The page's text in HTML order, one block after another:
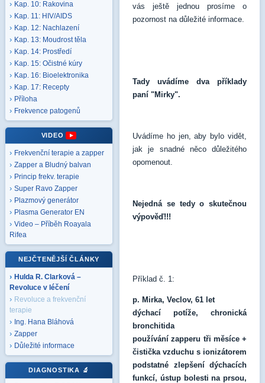
Kap. 10: Rakovina
Kap. 11: HIV/AIDS
Kap. 12: Nachlazení
Kap. 13: Moudrost těla
Kap. 14: Prostředí
Kap. 15: Očistné kúry
Kap. 16: Bioelektronika
Kap. 17: Recepty
Příloha
Frekvence patogenů
VIDEO
Frekvenční terapie a zapper
Zapper a Bludný balvan
Princip frekv. terapie
Super Ravo Zapper
Plazmový generátor
Plasma Generator EN
Video – Příběh Roayala
Rifea
NEJČTENĚJŠÍ ČLÁNKY
Hulda R. Clarková –
Revoluce v léčení
Revoluce a frekvenční
terapie
Ing. Hana Bláhová
Zapper
Důležité informace
DIAGNOSTIKA 🔬
vás ještě jednou prosíme o
pozornost na důležité informace.
Tady uvádíme dva příklady
paní "Mirky".
Uvádíme ho jen, aby bylo vidět,
jak je snadné něco důležitého
opomenout.
Nejedná se tedy o skutečnou
výpověď!!!
Příklad č. 1:
p. Mirka, Veclov, 61 let
dýchací potíže, chronická
bronchitida
používání zapperu tři měsíce +
čistička vzduchu s ionizátorem
podstatné zlepšení dýchacích
funkcí, ústup bolesti na prsou,